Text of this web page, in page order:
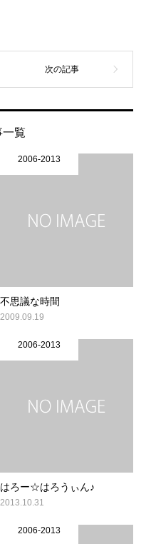
覧
2006-2013
不思議な時間
2009.09.19
2006-2013
はろー☆はろうぃん♪
2013.10.31
2006-2013